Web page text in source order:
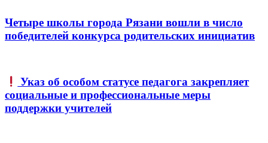
Четыре школы города Рязани вошли в число
победителей конкурса родительских инициатив
Указ об особом статусе педагога закрепляет
социальные и профессиональные меры
поддержки учителей